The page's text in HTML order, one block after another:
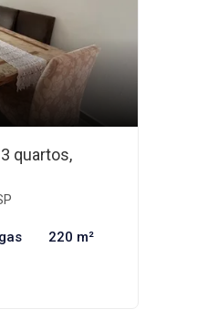
quartos,
220 m²